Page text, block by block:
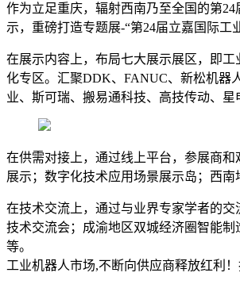
作为立足重庆，辐射西南乃至全国的第
示，重磅打造专题展-“第24届立嘉国际工
在展示内容上，布局七大展示展区，即
化专区。汇聚DDK、FANUC、新松机器
业、斯可瑞、搬易通科技、高技传动、
在供需对接上，通过线上平台，参展商
展示；数字化技术应用场景展示岛；西
在技术交流上，通过与业界专家学者的
技术交流会；成渝地区双城经济圈智能
等。
工业机器人市场,不断向供应商释放红利